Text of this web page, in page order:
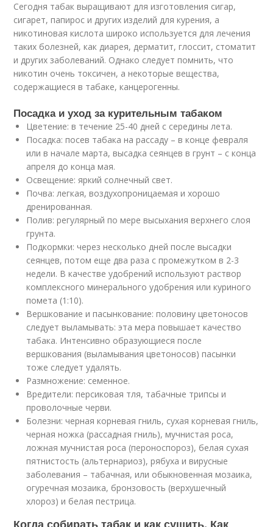
Сегодня табак выращивают для изготовления сигар,
сигарет, папирос и других изделий для курения, а
никотиновая кислота широко используется для лечения
таких болезней, как диарея, дерматит, глоссит, стоматит
и других заболеваний. Однако следует помнить, что
никотин очень токсичен, а некоторые вещества,
содержащиеся в табаке, канцерогенны.
Посадка и уход за курительным табаком
Цветение: в течение 25-40 дней с середины лета.
Посадка: посев табака на рассаду – в конце февраля
или в начале марта, высадка сеянцев в грунт – с конца
апреля до конца мая.
Освещение: яркий солнечный свет.
Почва: легкая, воздухопроницаемая и хорошо
дренированная.
Полив: регулярный по мере высыхания верхнего слоя
грунта.
Подкормки: через несколько дней после высадки
сеянцев, потом еще два раза с промежутком в 2-3
недели. В качестве удобрений используют раствор
комплексного минерального удобрения или куриного
помета (1:10).
Вершкование и пасынкование: половину цветоносов
следует выламывать: эта мера повышает качество
табака. Интенсивно образующиеся после
вершкования (выламывания цветоносов) пасынки
тоже следует удалять.
Размножение: семенное.
Вредители: персиковая тля, табачные трипсы и
проволочные черви.
Болезни: черная корневая гниль, сухая корневая гниль,
черная ножка (рассадная гниль), мучнистая роса,
ложная мучнистая роса (пероноспороз), белая сухая
пятнистость (альтернариоз), рябуха и вирусные
заболевания – табачная, или обыкновенная мозаика,
огуречная мозаика, бронзовость (верхушечный
хлороз) и белая пестрица.